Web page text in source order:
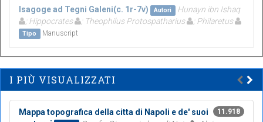
Isagoge ad Tegni Galeni(c. 1r-7v) Autori
Hunayn ibn Ishaq
; Hippocrates
; Theophilus Protospatharius ; Philaretus
Tipo Manuscript
I PIÙ VISUALIZZATI
11.918
Mappa topografica della citta di Napoli e de' suoi